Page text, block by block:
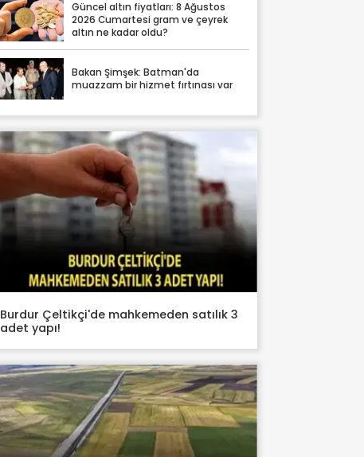
Güncel altın fiyatları: 8 Ağustos
2026 Cumartesi gram ve çeyrek
altın ne kadar oldu?
Bakan Şimşek: Batman'da
muazzam bir hizmet fırtınası var
Burdur Çeltikçi'de mahkemeden satılık 3
adet yapı!